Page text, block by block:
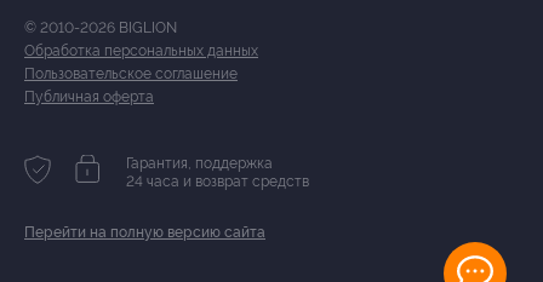
© 2010-2026 BIGLION
Обработка персональных данных
Пользовательское соглашение
Публичная оферта
Гарантия, поддержка
24 часа и возврат средств
Перейти на полную версию сайта